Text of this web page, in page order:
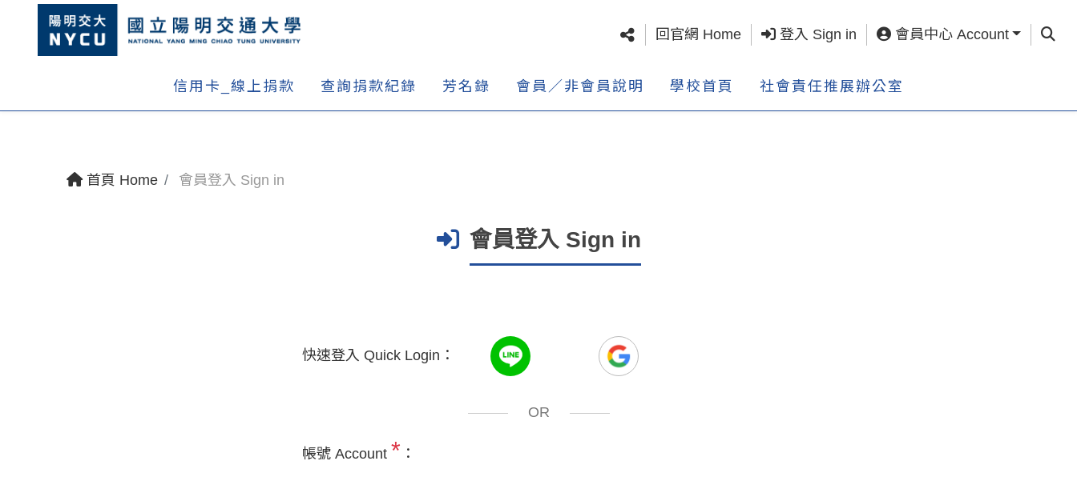
回官網 Home 登入 Sign in 會員中心 Account 查詢
信用卡_線上捐款 查詢捐款紀錄 芳名錄 會員／非會員說明 學校首頁 社會責任推展辦公室
首頁 Home 會員登入 Sign in
會員登入 Sign in
快速登入 Quick Login：
OR
帳號 Account * ：